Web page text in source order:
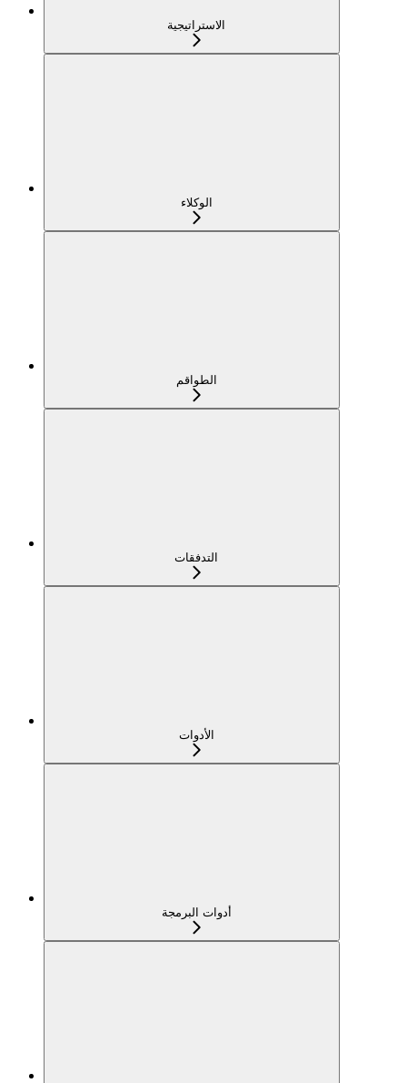
الاستراتيجية
الوكلاء
الطواقم
التدفقات
الأدوات
أدوات البرمجة